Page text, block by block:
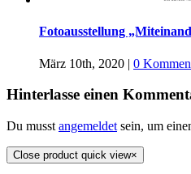
Fotoausstellung
März 10th, 2020 | 0
Hinterlasse einen
Du musst angemeldet sein, um
Close product quick view×